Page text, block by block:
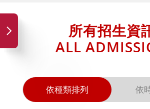
所有招生資
ALL
依種類排列 依